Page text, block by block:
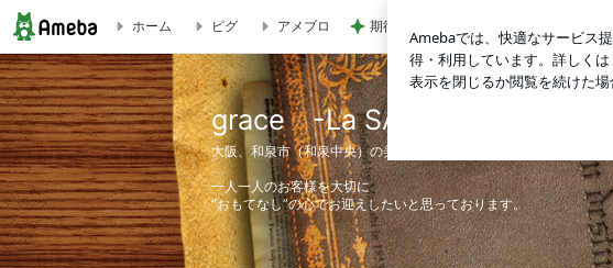
ブログ記事一覧｜grace -La SALON de STYLE-
ホーム ピグ アメブロ 期待が大き過ぎたビジホの朝食
grace -La SALON de STYLE-
大阪、和泉市（和泉中央）の美容室 ”grace”です。
一人一人のお客様を大切に
”おもてなし”の心でお迎えしたいと思っております。